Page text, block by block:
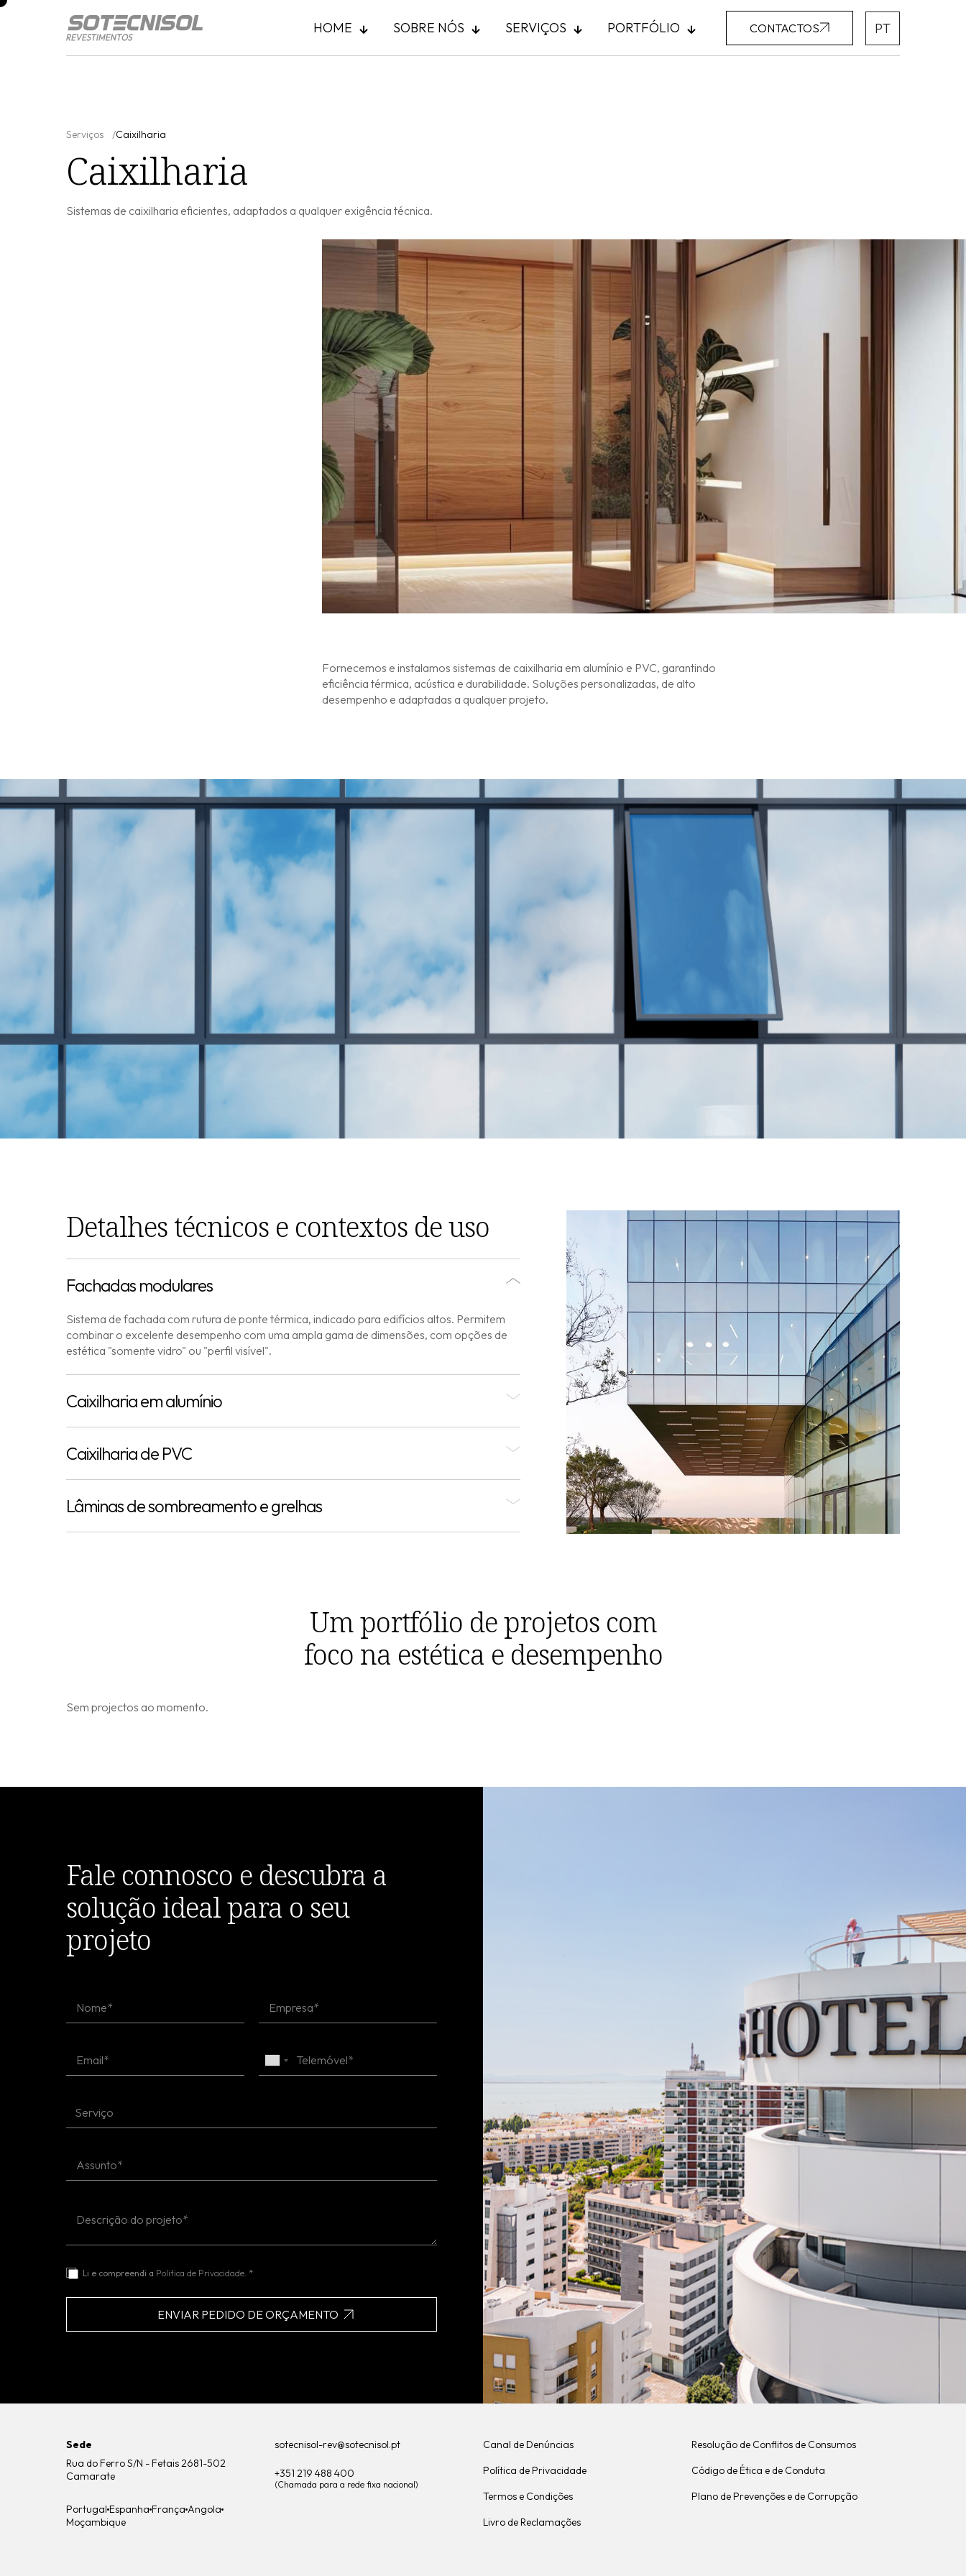
HOME SOBRE NÓS SERVIÇOS PORTFÓLIO CONTACTOS PT
Serviços Caixilharia
Caixilharia
Sistemas de caixilharia eficientes, adaptados a qualquer exigência técnica.
Fornecemos e instalamos sistemas de caixilharia em alumínio e PVC, garantindo
eficiência térmica, acústica e durabilidade. Soluções personalizadas, de alto
desempenho e adaptadas a qualquer projeto.
Detalhes técnicos e contextos de uso
Fachadas modulares
Sistema de fachada com rutura de ponte térmica, indicado para edifícios altos. Permitem
combinar o excelente desempenho com uma ampla gama de dimensões, com opções de
estética "somente vidro" ou "perfil visível".
Caixilharia em alumínio
Caixilharia de PVC
Lâminas de sombreamento e grelhas
Um portfólio de projetos com
foco na estética e desempenho
Sem projectos ao momento.
Fale connosco e descubra a
solução ideal para o seu
projeto
Li e compreendi a Politica de Privacidade. *
ENVIAR PEDIDO DE ORÇAMENTO
Sede
Rua do Ferro S/N - Fetais 2681-502
Camarate
Portugal Espanha França Angola
Moçambique
sotecnisol-rev@sotecnisol.pt
+351 219 488 400
(Chamada para a rede fixa nacional)
Canal de Denúncias
Política de Privacidade
Termos e Condições
Livro de Reclamações
Resolução de Conflitos de Consumos
Código de Ética e de Conduta
Plano de Prevenções e de Corrupção